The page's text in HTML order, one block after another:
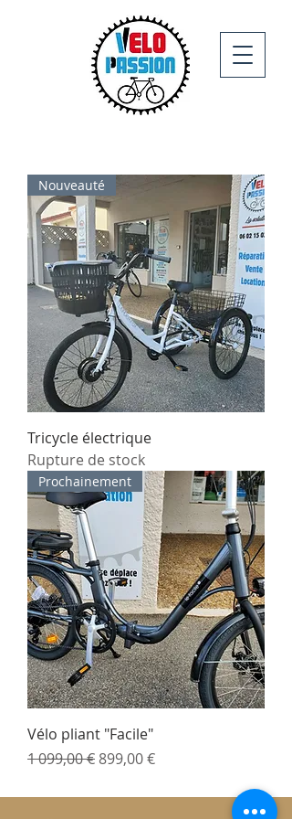
Nouveauté
Tricycle électrique
Rupture de stock
Prochainement
Vélo pliant "Facile"
Prix original
1 099,00 € Prix promotionnel
899,00 €